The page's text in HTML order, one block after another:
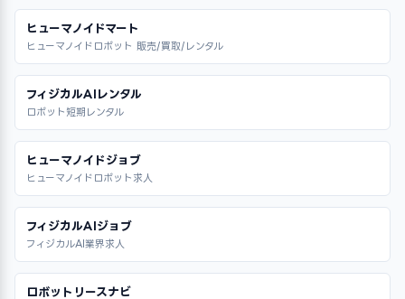
ヒューマノイドマート
ヒューマノイドロボット 販売/買取/レンタル
フィジカルAIレンタル
ロボット短期レンタル
ヒューマノイドジョブ
ヒューマノイドロボット求人
フィジカルAIジョブ
フィジカルAI業界求人
ロボットリースナビ